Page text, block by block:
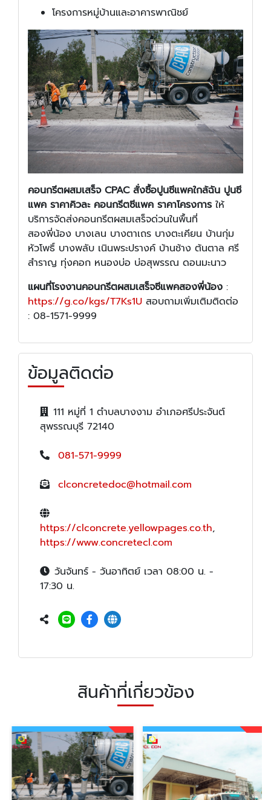
โครงการหมู่บ้านและอาคารพาณิชย์
คอนกรีตผสมเสร็จ CPAC สั่งซื้อปูนซีแพคใกล้ฉัน ปูนซี
แพค ราคาคิวละ คอนกรีตซีแพค ราคาโครงการ ให้
บริการจัดส่งคอนกรีตผสมเสร็จด่วนในพื้นที่
สองพี่น้อง บางเลน บางตาเถร บางตะเคียน บ้านกุ่ม
หัวโพธิ์ บางพลับ เนินพระปรางค์ บ้านช้าง ต้นตาล ศรี
สำราญ ทุ่งคอก หนองบ่อ บ่อสุพรรณ ดอนมะนาว
แผนที่โรงงานคอนกรีตผสมเสร็จซีแพคสองพี่น้อง :
https://g.co/kgs/T7Ks1U สอบถามเพิ่มเติมติดต่อ
: 08-1571-9999
ข้อมูลติดต่อ
111 หมู่ที่ 1 ตำบลบางงาม อำเภอศรีประจันต์
สุพรรณบุรี 72140
081-571-9999
clconcretedoc@hotmail.com
https://clconcrete.yellowpages.co.th,
https://www.concretecl.com
วันจันทร์ - วันอาทิตย์ เวลา 08:00 น. -
17:30 น.
สินค้าที่เกี่ยวข้อง